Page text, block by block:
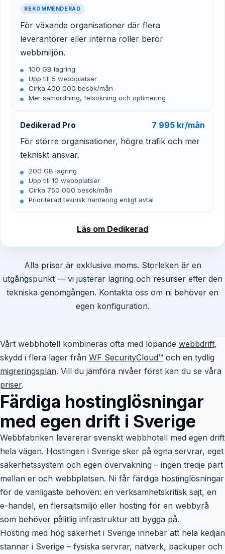
REKOMMENDERAD
För växande organisationer där flera
leverantörer eller interna roller berör
webbmiljön.
100 GB lagring
Upp till 5 webbplatser
Cirka 400 000 besök/mån
Mer samordning, felsökning och optimering
Dedikerad Pro
7 995 kr/mån
För större organisationer, högre trafik och mer
tekniskt ansvar.
200 GB lagring
Upp till 10 webbplatser
Cirka 750 000 besök/mån
Prioriterad teknisk hantering enligt avtal
Läs om Dedikerad
Alla priser är exklusive moms. Storleken är en
utgångspunkt — vi justerar lagring och resurser efter den
tekniska genomgången. Kontakta oss om ni behöver en
egen konfiguration.
Vårt webbhotell kombineras ofta med löpande webbdrift,
skydd i flera lager från WF SecurityCloud™ och en tydlig
migreringsplan. Vill du jämföra nivåer först kan du se våra
priser.
Färdiga hostinglösningar
med egen drift i Sverige
Webbfabriken levererar svenskt webbhotell med egen drift
hela vägen. Hostingen i Sverige sker på egna servrar, eget
säkerhetssystem och egen övervakning – ingen tredje part
mellan er och webbplatsen. Ni får färdiga hostinglösningar
för de vanligaste behoven: en verksamhetskritisk sajt, en
e-handel, en flersajtsmiljö eller hosting för en webbyrå
som behöver pålitlig infrastruktur att bygga på.
Hosting med hög säkerhet i Sverige innebär att hela kedjan
stannar i Sverige – fysiska servrar, nätverk, backuper och